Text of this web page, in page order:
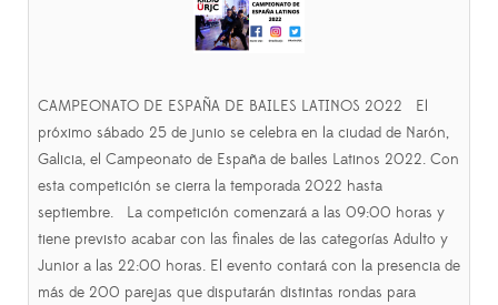
CAMPEONATO DE ESPAÑA DE BAILES LATINOS 2022 El
próximo sábado 25 de junio se celebra en la ciudad de Narón,
Galicia, el Campeonato de España de bailes Latinos 2022. Con
esta competición se cierra la temporada 2022 hasta
septiembre. La competición comenzará a las 09:00 horas y
tiene previsto acabar con las finales de las categorías Adulto y
Junior a las 22:00 horas. El evento contará con la presencia de
más de 200 parejas que disputarán distintas rondas para